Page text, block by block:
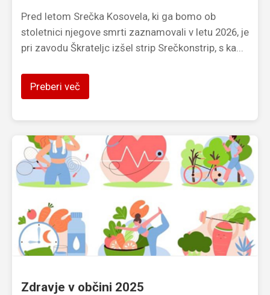
Pred letom Srečka Kosovela, ki ga bomo ob
stoletnici njegove smrti zaznamovali v letu 2026, je
pri zavodu Škrateljc izšel strip Srečkonstrip, s ka...
Preberi več
Zdravje v občini 2025